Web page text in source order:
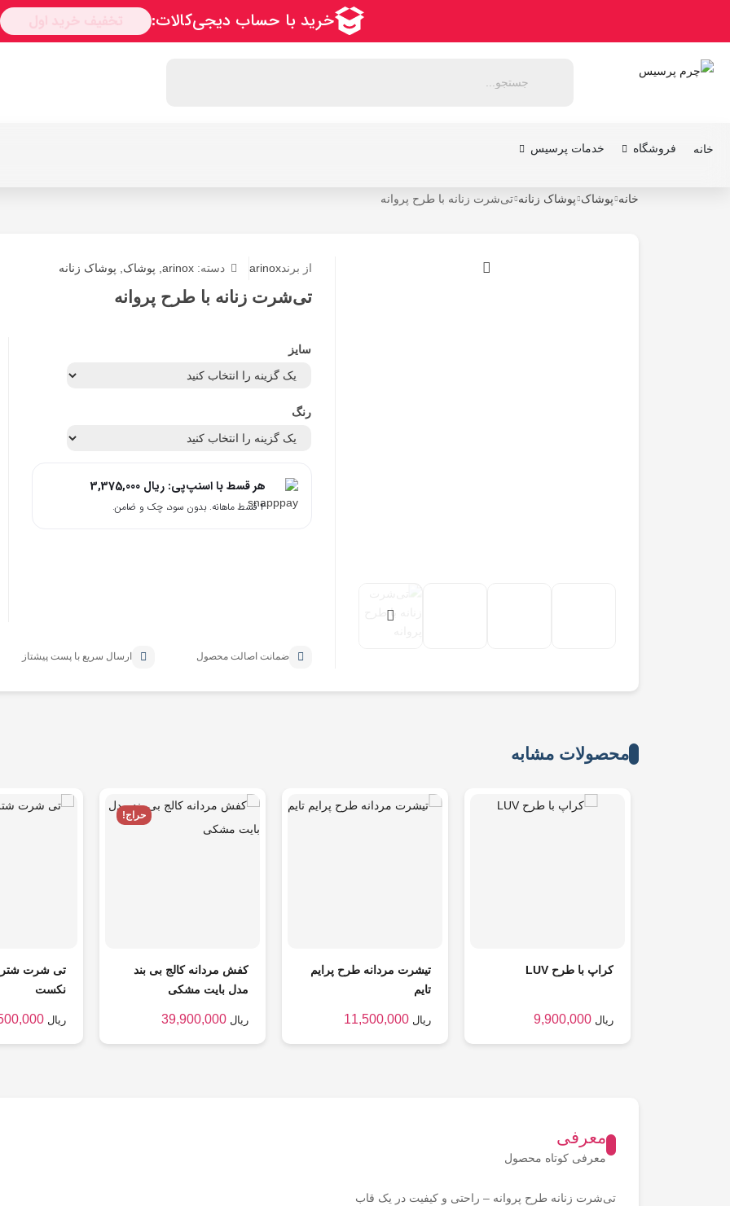
خانه فروشگاه خدمات پرسیس
خانه پوشاک پوشاک زنانه تی‌شرت زنانه با طرح پروانه
از برندarinox دسته: arinox پوشاک پوشاک زنانه
تی‌شرت زنانه با طرح پروانه
سایز
رنگ
هر قسط با اسنپ‌پی: 3,375,000 ریال
۴ قسط ماهانه. بدون سود، چک و ضامن.
ضمانت اصالت محصول ارسال سریع با پست پیشتاز
محصولات مشابه
کراپ با طرح LUV
9,900,000 ریال
تیشرت مردانه طرح پرایم
تایم
11,500,000 ریال
حراج!
کفش مردانه کالج بی بند
مدل بایت مشکی
39,900,000 ریال
تی شرت
نکست
ریال
معرفی
معرفی کوتاه محصول
تی‌شرت زنانه طرح پروانه – راحتی و کیفیت در یک قاب